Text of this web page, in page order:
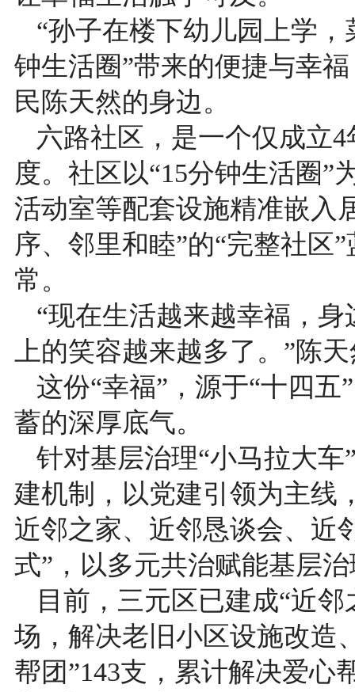
“孙子在楼下幼儿园上学
钟生活圈”带来的便捷与幸
民陈天然的身边。
六路社区，是一个仅成立
度。社区以“15分钟生活圈”
活动室等配套设施精准嵌入
序、邻里和睦”的“完整社区
常。
“现在生活越来越幸福，
上的笑容越来越多了。”陈
这份“幸福”，源于“十四
蓄的深厚底气。
针对基层治理“小马拉大车
建机制，以党建引领为主线
近邻之家、近邻恳谈会、近
式”，以多元共治赋能基层
目前，三元区已建成“近
场，解决老旧小区设施改造
帮团”143支，累计解决爱心